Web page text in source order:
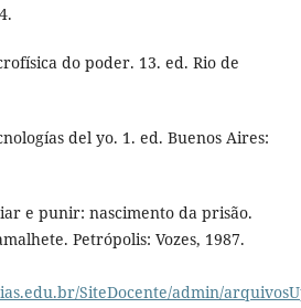
do poder. 13. ed. Rio de
del yo. 1. ed. Buenos Aires:
e punir: nascimento da prisão.
Petrópolis: Vozes, 1987.
SiteDocente/admin/